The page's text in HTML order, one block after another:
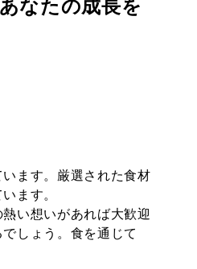
なたの成長を
ます。厳選された食材
ます。
い想いがあれば大歓迎
しょう。食を通じて